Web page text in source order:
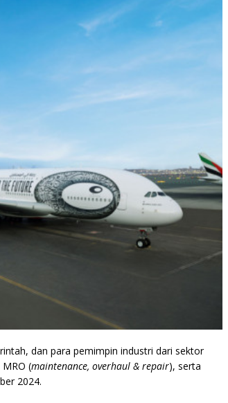
dan para pemimpin industri dari sektor
(maintenance, overhaul & repair), serta
2024.